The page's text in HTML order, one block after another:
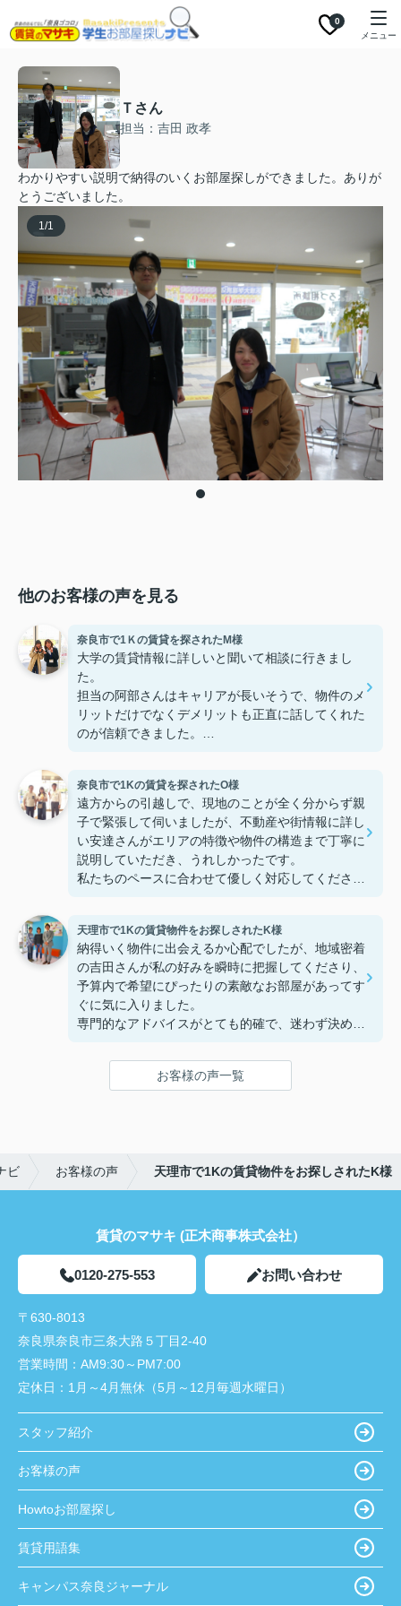
0
メニュー
Ｔさん
担当：吉田 政孝
わかりやすい説明で納得のいくお部屋探しができました。ありが
とうございました。
1/1
他のお客様の声を見る
奈良市で1Ｋの賃貸を探されたM様
大学の賃貸情報に詳しいと聞いて相談に行きまし
た。
担当の阿部さんはキャリアが長いそうで、物件のメ
リットだけでなくデメリットも正直に話してくれた
のが信頼できました。
す。
奈良市で1Kの賃貸を探されたO様
遠方からの引越しで、現地のことが全く分からず親
子で緊張して伺いましたが、不動産や街情報に詳し
い安達さんがエリアの特徴や物件の構造まで丁寧に
説明していただき、うれしかったです。
私たちのペースに合わせて優しく対応してくださっ
り、感謝しています。安達さん、ありがとうござい
ました！
天理市で1Kの賃貸物件をお探しされたK様
納得いく物件に出会えるか心配でしたが、地域密着
の吉田さんが私の好みを瞬時に把握してくださり、
予算内で希望にぴったりの素敵なお部屋があってす
ぐに気に入りました。
専門的なアドバイスがとても的確で、迷わず決める
鍵の受け取りのときに、また元気(o・・o)/~お店に
お客様の声一覧
ビ お客様の声 天理市で1Kの賃貸物件をお探しされたK様
賃貸のマサキ (正木商事株式会社）
0120-275-553 お問い合わせ
〒630-8013
奈良県奈良市三条大路５丁目2-40
営業時間： AM9:30～PM7:00
定休日： 1月～4月無休（5月～12月毎週水曜日）
スタッフ紹介
お客様の声
Howtoお部屋探し
賃貸用語集
キャンパス奈良ジャーナル